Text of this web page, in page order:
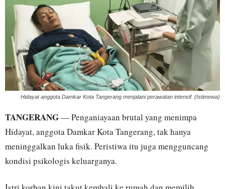
Hidayat anggota Damkar Kota Tangerang menjalani perawatan intensif. (Istimewa)
TANGERANG— Penganiayaan brutal yang menimpa
Hidayat, anggota Damkar Kota Tangerang, tak hanya
meninggalkan luka fisik. Peristiwa itu juga mengguncang
kondisi psikologis keluarganya.